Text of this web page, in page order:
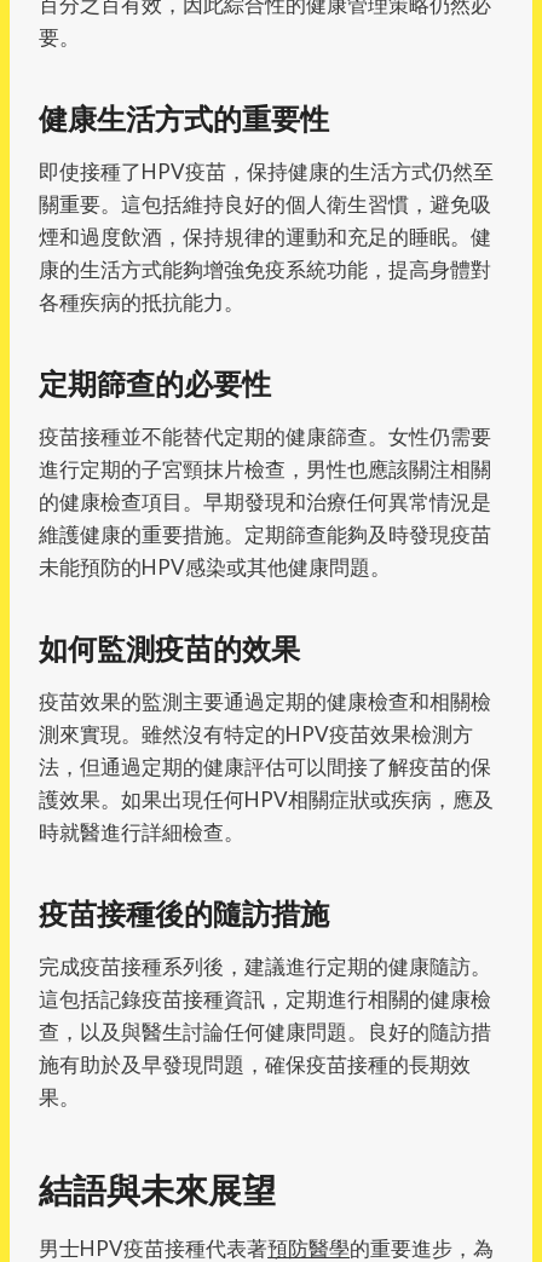
要。
健康生活方式的重要性
即使接種了HPV疫苗，保持健康的生活方式仍然至
關重要。這包括維持良好的個人衛生習慣，避免吸
煙和過度飲酒，保持規律的運動和充足的睡眠。健
康的生活方式能夠增強免疫系統功能，提高身體對
各種疾病的抵抗能力。
定期篩查的必要性
疫苗接種並不能替代定期的健康篩查。女性仍需要
進行定期的子宮頸抹片檢查，男性也應該關注相關
的健康檢查項目。早期發現和治療任何異常情況是
維護健康的重要措施。定期篩查能夠及時發現疫苗
未能預防的HPV感染或其他健康問題。
如何監測疫苗的效果
疫苗效果的監測主要通過定期的健康檢查和相關檢
測來實現。雖然沒有特定的HPV疫苗效果檢測方
法，但通過定期的健康評估可以間接了解疫苗的保
護效果。如果出現任何HPV相關症狀或疾病，應及
時就醫進行詳細檢查。
疫苗接種後的隨訪措施
完成疫苗接種系列後，建議進行定期的健康隨訪。
這包括記錄疫苗接種資訊，定期進行相關的健康檢
查，以及與醫生討論任何健康問題。良好的隨訪措
施有助於及早發現問題，確保疫苗接種的長期效
果。
結語與未來展望
男士HPV疫苗接種代表著預防醫學的重要進步，為